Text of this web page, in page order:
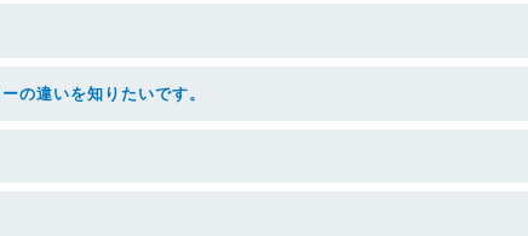
の違いを知りたいです。